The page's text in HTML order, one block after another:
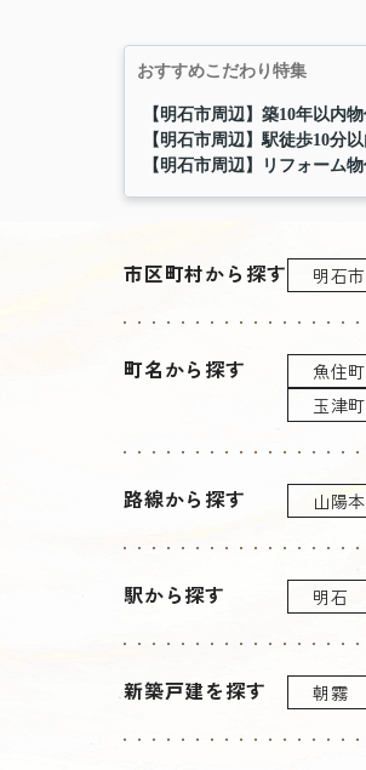
おすすめこだわり特集
【明石市周辺】築10年以内
【明石市周辺】駅徒歩10分
【明石市周辺】リフォーム
市区町村から探す 明石市
町名から探す 魚住
玉津
路線から探す 山陽
駅から探す 明石
新築戸建を探す 朝霧